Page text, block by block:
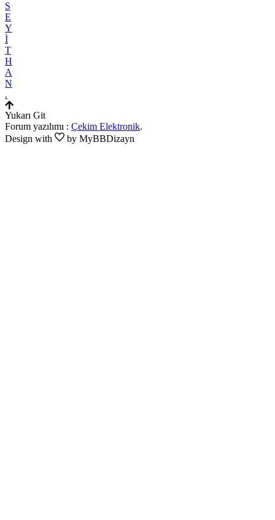
S
E
Y
İ
T
H
A
N
.
Yukarı Git
Forum yazılımı : Çekim Elektronik.
Design with
by MyBBDizayn